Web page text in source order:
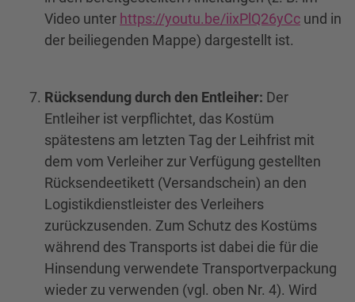
Video unter https://youtu.be/iixPlQ26yCc und in
der beiliegenden Mappe) dargestellt ist.
Rücksendung durch den Entleiher: Der
Entleiher ist verpflichtet, das Kostüm
spätestens am letzten Tag der Leihfrist mit
dem vom Verleiher zur Verfügung gestellten
Rücksendeetikett (Versandschein) an den
Logistikdienstleister des Verleihers
zurückzusenden. Zum Schutz des Kostüms
während des Transports ist dabei die für die
Hinsendung verwendete Transportverpackung
wieder zu verwenden (vgl. oben Nr. ‎4). Wird